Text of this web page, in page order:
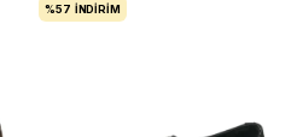
%57 İNDIRIM